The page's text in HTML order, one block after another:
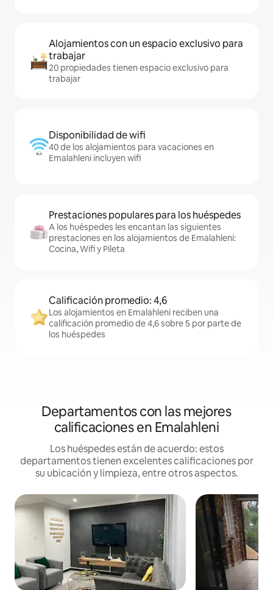
Alojamientos con un espacio exclusivo para
trabajar
20 propiedades tienen espacio exclusivo para
trabajar
Disponibilidad de wifi
40 de los alojamientos para vacaciones en
Emalahleni incluyen wifi
Prestaciones populares para los huéspedes
A los huéspedes les encantan las siguientes
prestaciones en los alojamientos de Emalahleni:
Cocina, Wifi y Pileta
Calificación promedio: 4,6
Los alojamientos en Emalahleni reciben una
calificación promedio de 4,6 sobre 5 por parte de
los huéspedes
Departamentos con las mejores
calificaciones en Emalahleni
Los huéspedes están de acuerdo: estos
departamentos tienen excelentes calificaciones por
su ubicación y limpieza, entre otros aspectos.